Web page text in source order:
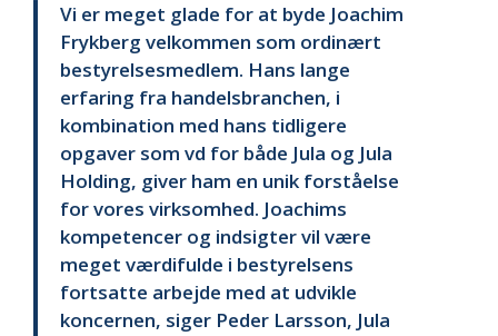
Vi er meget glade for at byde Joachim
Frykberg velkommen som ordinært
bestyrelsesmedlem. Hans lange
erfaring fra handelsbranchen, i
kombination med hans tidligere
opgaver som vd for både Jula og Jula
Holding, giver ham en unik forståelse
for vores virksomhed. Joachims
kompetencer og indsigter vil være
meget værdifulde i bestyrelsens
fortsatte arbejde med at udvikle
koncernen, siger Peder Larsson, Jula